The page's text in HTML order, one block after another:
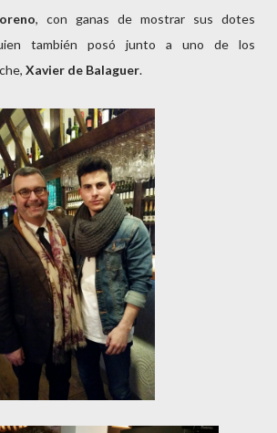
, con ganas de mostrar sus dotes
también posó junto a uno de los
Xavier de Balaguer.